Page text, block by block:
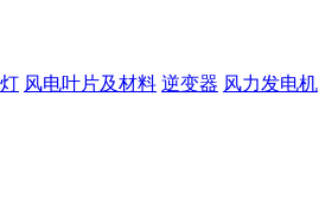
风电叶片及材料 逆变器 风力发电机